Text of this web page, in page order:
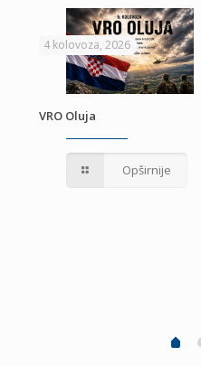
4 kolovoza, 2026
VRO Oluja
Opširnije